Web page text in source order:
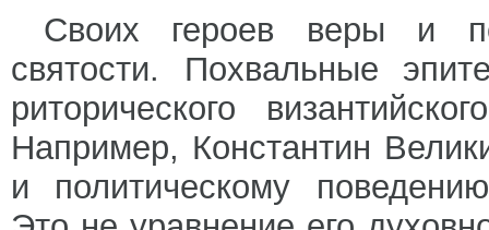
Своих героев веры и
святости. Похвальные
риторического
Например, Константин
и политическому